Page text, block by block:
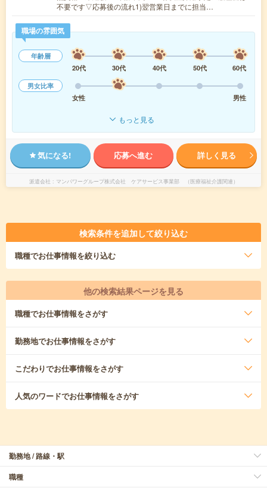
不要です▽応募後の流れ1)翌営業日までに担当…
職場の雰囲気
年齢層
20代
30代 40代 50代
60代
男女比率
女性
男性
もっと見る
気になる! 応募へ進む 詳しく見る
派遣会社 マンパワーグループ株式会社 ケアサービス事業部 （医療福祉介護関連）
検索条件を追加して絞り込む
職種でお仕事情報を絞り込む
他の検索結果ページを見る
職種でお仕事情報をさがす
勤務地でお仕事情報をさがす
こだわりでお仕事情報をさがす
人気のワードでお仕事情報をさがす
勤務地 / 路線・駅
職種